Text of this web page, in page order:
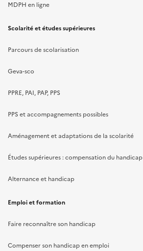
MDPH en ligne
Scolarité et études supérieures
Parcours de scolarisation
Geva-sco
PPRE, PAI, PAP, PPS
PPS et accompagnements possibles
Aménagement et adaptations de la scolarité
Études supérieures : compensation du handicap
Alternance et handicap
Emploi et formation
Faire reconnaître son handicap
Compenser son handicap en emploi